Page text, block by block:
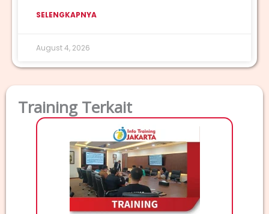
SELENGKAPNYA
August 4, 2026
Training Terkait